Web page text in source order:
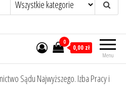
Menu
0
0,00 zł
Sądu Najwyższego. Izba Pracy i